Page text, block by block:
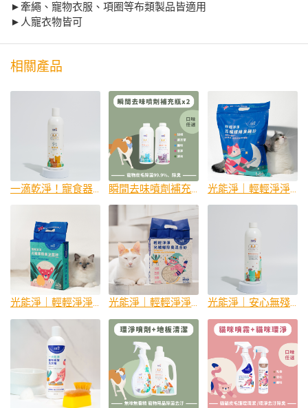
►牽繩、寵物衣服、項圈等布類製品皆適用
►人寵衣物皆可
相關產品
一滴乾淨！寵食器洗滌劑300ml 瞬間去味噴劑補充瓶600mlx2 光能淨｜輕輕淨淨 光觸媒除臭礦砂4kg
光能淨｜輕輕淨淨 光觸媒除臭豆腐砂2.5kg 光能淨｜輕輕淨淨 光觸媒除臭混合砂2.5kg 光能淨｜安心無殘留！地板清潔劑 300ml